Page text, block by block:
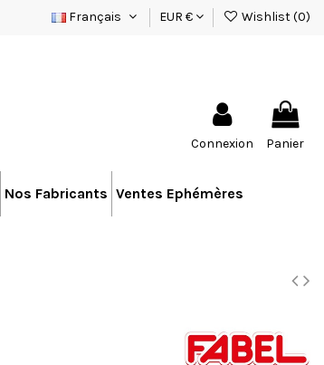
Français EUR € Wishlist (0)
Connexion Panier
Nos Fabricants Ventes Ephémères